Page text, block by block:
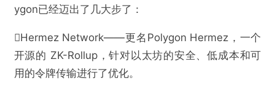
ygon已经迈出了几大步了：
Hermez Network——更名Polygon Hermez，一个
开源的 ZK-Rollup，针对以太坊的安全、低成本和可
用的令牌传输进行了优化。